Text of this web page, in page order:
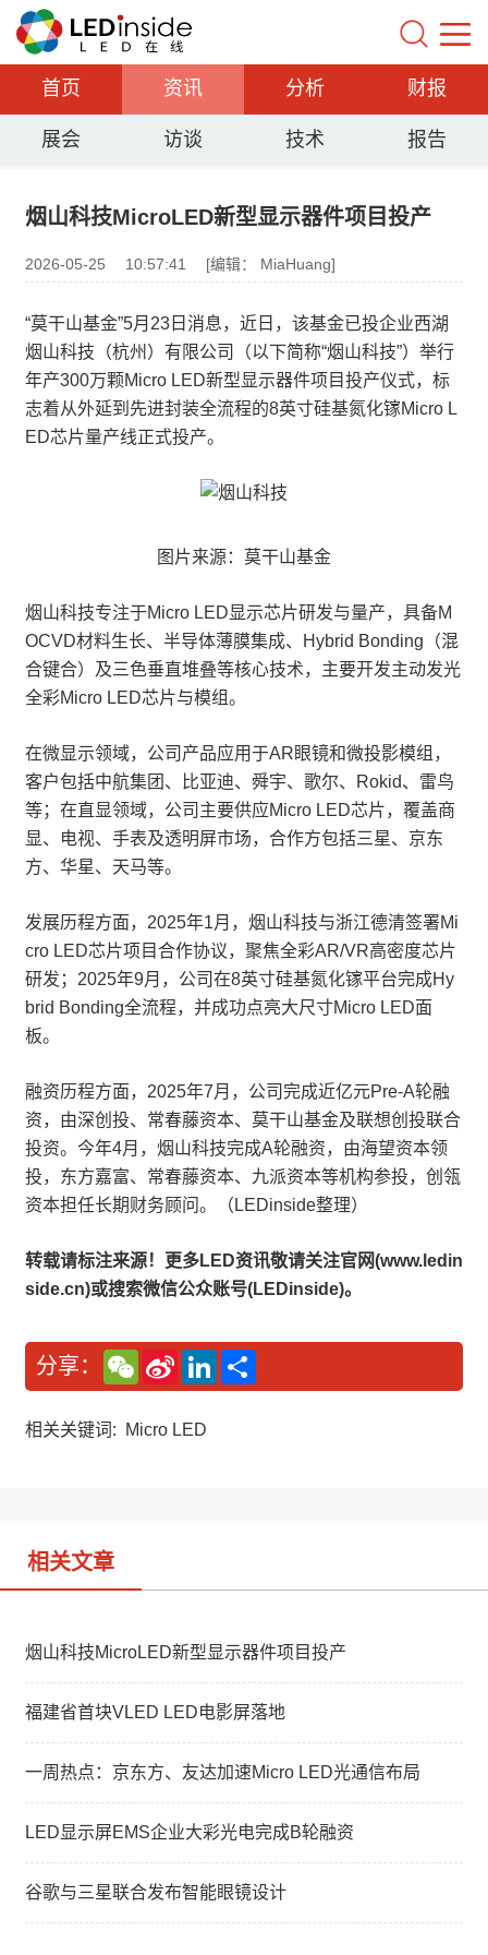
首页 资讯 分析 财报
展会 访谈 技术 报告
烟山科技MicroLED新型显示器件项目投产
2026-05-25 10:57:41 [编辑： MiaHuang]
“莫干山基金”5月23日消息，近日，该基金已投企业西湖
烟山科技（杭州）有限公司（以下简称“烟山科技”）举行
年产300万颗Micro LED新型显示器件项目投产仪式，标
志着从外延到先进封装全流程的8英寸硅基氮化镓Micro L
ED芯片量产线正式投产。
图片来源：莫干山基金
烟山科技专注于Micro LED显示芯片研发与量产，具备M
OCVD材料生长、半导体薄膜集成、Hybrid Bonding（混
合键合）及三色垂直堆叠等核心技术，主要开发主动发光
全彩Micro LED芯片与模组。
在微显示领域，公司产品应用于AR眼镜和微投影模组，
客户包括中航集团、比亚迪、舜宇、歌尔、Rokid、雷鸟
等；在直显领域，公司主要供应Micro LED芯片，覆盖商
显、电视、手表及透明屏市场，合作方包括三星、京东
方、华星、天马等。
发展历程方面，2025年1月，烟山科技与浙江德清签署Mi
cro LED芯片项目合作协议，聚焦全彩AR/VR高密度芯片
研发；2025年9月，公司在8英寸硅基氮化镓平台完成Hy
brid Bonding全流程，并成功点亮大尺寸Micro LED面
板。
融资历程方面，2025年7月，公司完成近亿元Pre-A轮融
资，由深创投、常春藤资本、莫干山基金及联想创投联合
投资。今年4月，烟山科技完成A轮融资，由海望资本领
投，东方嘉富、常春藤资本、九派资本等机构参投，创瓴
资本担任长期财务顾问。（LEDinside整理）
转载请标注来源！更多LED资讯敬请关注官网(www.ledin
side.cn)或搜索微信公众账号(LEDinside)。
分享：
W
e
C
a
S
n
W
L
n
相关关键词: Micro LED
相关文章
烟山科技MicroLED新型显示器件项目投产
福建省首块VLED LED电影屏落地
一周热点：京东方、友达加速Micro LED光通信布局
LED显示屏EMS企业大彩光电完成B轮融资
谷歌与三星联合发布智能眼镜设计